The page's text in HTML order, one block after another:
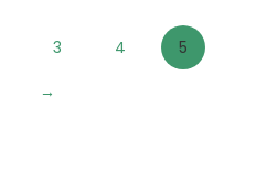
3 4
5
→